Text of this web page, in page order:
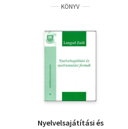
KÖNYV
Nyelvelsajátítási és